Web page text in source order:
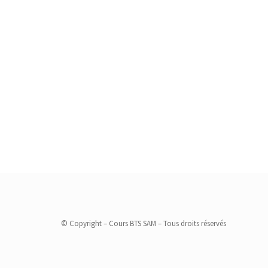
© Copyright – Cours BTS SAM – Tous droits réservés